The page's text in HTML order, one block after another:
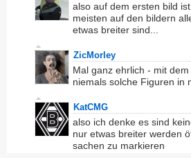
also auf dem ersten bild
meisten auf den bildern
etwas breiter sind...
ZicMorley
Mal ganz ehrlich - mit
niemals solche Figuren in
KatCMG
also ich denke es sind
nur etwas breiter werden
sachen zu markieren